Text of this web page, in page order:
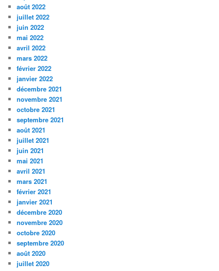
août 2022
juillet 2022
juin 2022
mai 2022
avril 2022
mars 2022
février 2022
janvier 2022
décembre 2021
novembre 2021
octobre 2021
septembre 2021
août 2021
juillet 2021
juin 2021
mai 2021
avril 2021
mars 2021
février 2021
janvier 2021
décembre 2020
novembre 2020
octobre 2020
septembre 2020
août 2020
juillet 2020